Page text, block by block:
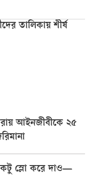
তালিকায় শীর্ষ
আইনজীবীকে ২৫
স্লো করে দাও—